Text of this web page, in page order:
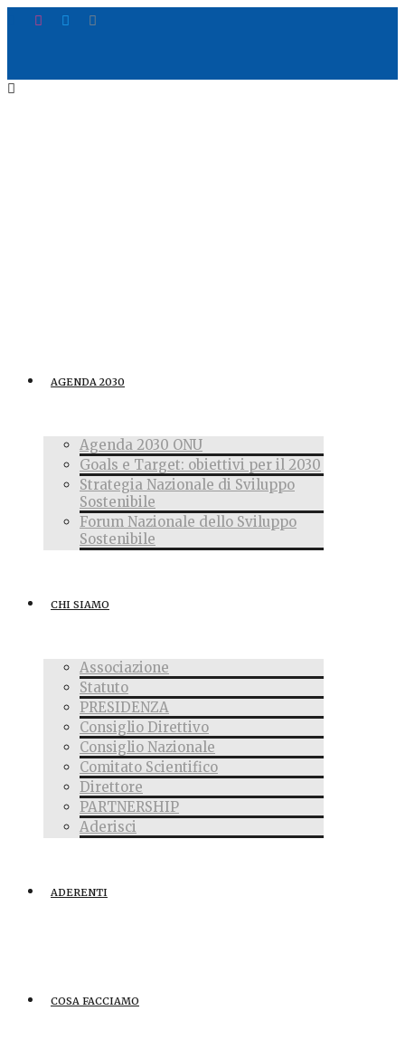
AGENDA 2030
Agenda 2030 ONU
Goals e Target: obiettivi per il 2030
Strategia Nazionale di Sviluppo
Sostenibile
Forum Nazionale dello Sviluppo
Sostenibile
CHI SIAMO
Associazione
Statuto
PRESIDENZA
Consiglio Direttivo
Consiglio Nazionale
Comitato Scientifico
Direttore
PARTNERSHIP
Aderisci
ADERENTI
COSA FACCIAMO